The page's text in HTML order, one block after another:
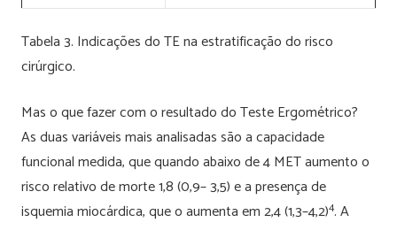
Tabela 3. Indicações do TE na estratificação do risco
cirúrgico.
Mas o que fazer com o resultado do Teste Ergométrico?
As duas variáveis mais analisadas são a capacidade
funcional medida, que quando abaixo de 4 MET aumento o
risco relativo de morte 1,8 (0,9– 3,5) e a presença de
isquemia miocárdica, que o aumenta em 2,4 (1,3–4,2)4. A